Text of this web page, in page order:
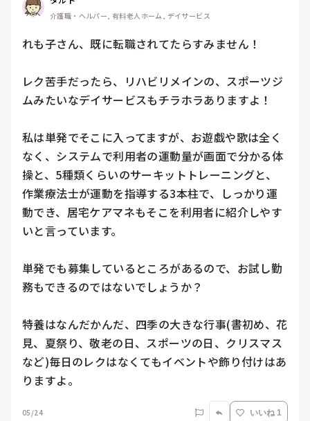
介護職・ヘルパー, 有料老人ホーム, デイサービス
れも子さん、既に転職されてたらすみません！
レク苦手だったら、リハビリメインの、スポーツジ
ムみたいなデイサービスもチラホラありますよ！
私は単発でそこに入ってますが、お遊戯や歌は全く
なく、システムで利用者の運動量が画面で分かる体
操と、5種類くらいのサーキットトレーニングと、
作業療法士が運動を指導する3本柱で、しっかり運
動でき、居宅ケアマネもそこを利用者に紹介しやす
いと言っています。
単発でも募集しているところがあるので、お試し勤
務もできるのではないでしょうか？
特養はなんだかんだ、四季の大きな行事(書初め、花
見、夏祭り、敬老の日、スポーツの日、クリスマス
など)毎日のレクはなくてもイベントや飾り付けはあ
りますよ。
05/24 いいね 1